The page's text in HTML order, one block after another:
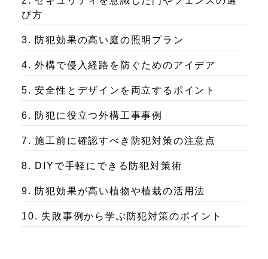
び方
3. 防犯効果の高い庭の照明プラン
4. 外構で侵入経路を防ぐためのアイデア
5. 安全性とデザインを両立するポイント
6. 防犯に役立つ外構工事事例
7. 施工前に確認すべき防犯対策の注意点
8. DIYで手軽にできる防犯対策術
9. 防犯効果が高い植物や植栽の活用法
10. 失敗事例から学ぶ防犯対策のポイント